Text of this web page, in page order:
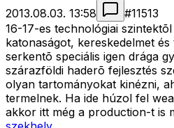
2013.08.03. 13:58
#11513
16-17-es technológiai
katonaságot, kereskedelmet
serkentõ speciális igen drága
szárazföldi haderõ fejlesztés
olyan tartományokat kinézni,
termelnek. Ha ide húzol fel
akkor itt még a production-t is